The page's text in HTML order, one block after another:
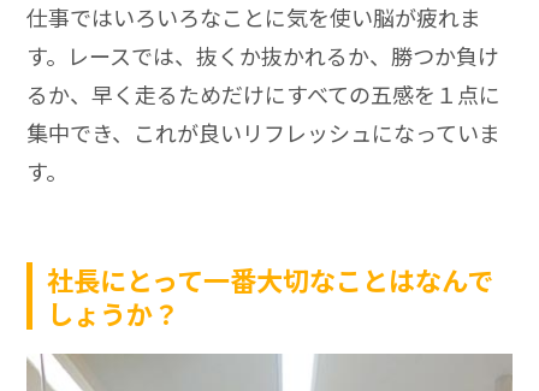
仕事ではいろいろなことに気を使い脳が疲れま
す。レースでは、抜くか抜かれるか、勝つか負け
るか、早く走るためだけにすべての五感を１点に
集中でき、これが良いリフレッシュになっていま
す。
社長にとって一番大切なことはなんで
しょうか？